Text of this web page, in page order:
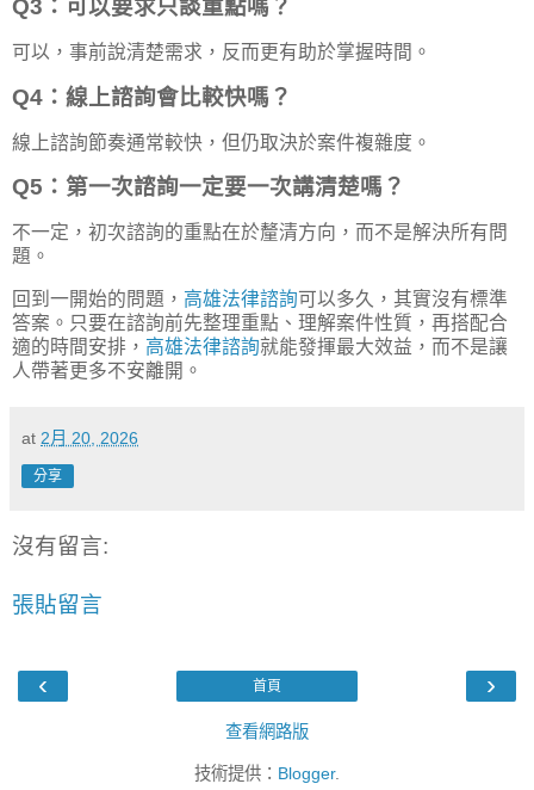
Q3：可以要求只談重點嗎？
可以，事前說清楚需求，反而更有助於掌握時間。
Q4：線上諮詢會比較快嗎？
線上諮詢節奏通常較快，但仍取決於案件複雜度。
Q5：第一次諮詢一定要一次講清楚嗎？
不一定，初次諮詢的重點在於釐清方向，而不是解決所有問
題。
回到一開始的問題， 高雄法律諮詢可以多久，其實沒有標準
答案。只要在諮詢前先整理重點、理解案件性質，再搭配合
適的時間安排， 高雄法律諮詢就能發揮最大效益，而不是讓
人帶著更多不安離開。
at 2月 20, 2026
分享
沒有留言:
張貼留言
‹ ›
首頁
查看網路版
技術提供： Blogger.